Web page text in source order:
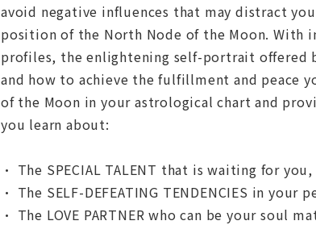
avoid negative influences that may distract
position of the North Node of the Moon. With
profiles, the enlightening self-portrait offered
and how to achieve the fulfillment and peace
of the Moon in your astrological chart and
you learn about:
• The SPECIAL TALENT that is waiting for
• The SELF-DEFEATING TENDENCIES in
• The LOVE PARTNER who can be your soul